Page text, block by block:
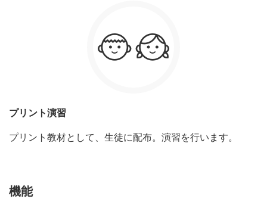
プリント演習
プリント教材として、生徒に配布。演習を行います。
機能